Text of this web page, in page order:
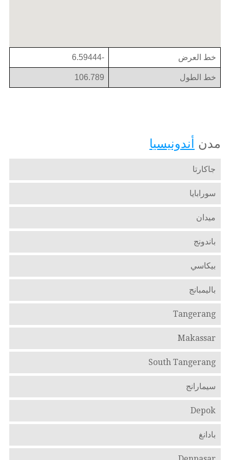
خط العرض -6.59444
خط الطول 106.789
مدن أندونيسيا
جاكارتا
سورابايا
ميدان
باندونج
بيكاسي
باليمبانج
Tangerang
Makassar
South Tangerang
سيمارانج
Depok
بادانغ